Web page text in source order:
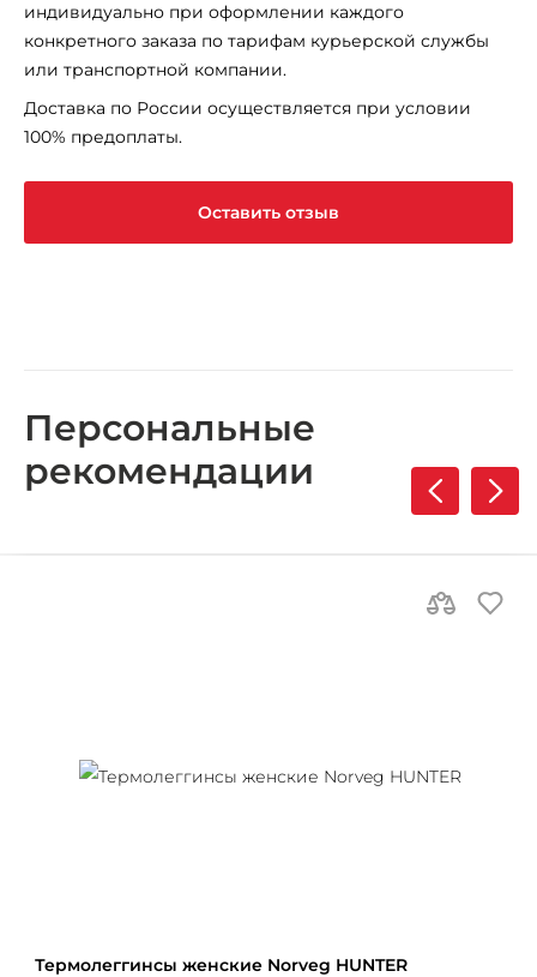
индивидуально при оформлении каждого
конкретного заказа по тарифам курьерской службы
или транспортной компании.
Доставка по России осуществляется при условии
100% предоплаты.
Оставить отзыв
Персональные
рекомендации
Термолеггинcы женские Norveg HUNTER